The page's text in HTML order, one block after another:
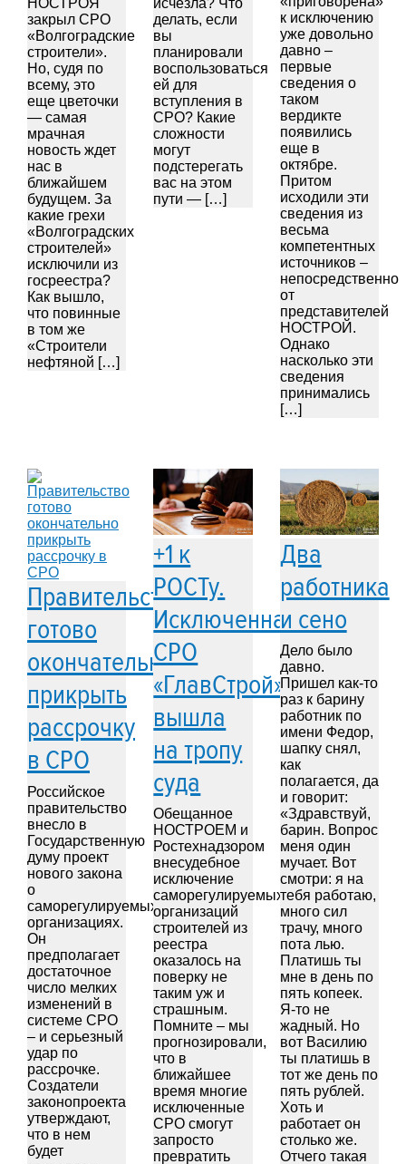
НОСТРОЯ
закрыл СРО
«Волгоградские
строители».
Но, судя по
всему, это
еще цветочки
— самая
мрачная
новость ждет
нас в
ближайшем
будущем. За
какие грехи
«Волгоградских
строителей»
исключили из
госреестра?
Как вышло,
что повинные
в том же
«Строители
нефтяной […]
исчезла? Что
делать, если
вы
планировали
воспользоваться
ей для
вступления в
СРО? Какие
сложности
могут
подстерегать
вас на этом
пути — […]
к исключению
уже довольно
давно –
первые
сведения о
таком
вердикте
появились
еще в
октябре.
Притом
исходили эти
сведения из
весьма
компетентных
источников –
непосредственно
от
представителей
НОСТРОЙ.
Однако
насколько эти
сведения
принимались
[…]
Правительство
готово
окончательно
прикрыть
рассрочку
в СРО
Российское
правительство
внесло в
Государственную
думу проект
нового закона
о
саморегулируемых
организациях.
Он
предполагает
достаточное
число мелких
изменений в
системе СРО
– и серьезный
удар по
рассрочке.
Создатели
законопроекта
утверждают,
что в нем
будет
+1 к
РОСТу.
Исключенная
СРО
«ГлавСтрой»
вышла
на тропу
суда
Обещанное
НОСТРОЕМ и
Ростехнадзором
внесудебное
исключение
саморегулируемых
организаций
строителей из
реестра
оказалось на
поверку не
таким уж и
страшным.
Помните – мы
прогнозировали,
что в
ближайшее
время многие
исключенные
СРО смогут
запросто
превратить
Два
работника
и сено
Дело было
давно.
Пришел как-то
раз к барину
работник по
имени Федор,
шапку снял,
как
полагается, да
и говорит:
«Здравствуй,
барин. Вопрос
меня один
мучает. Вот
смотри: я на
тебя работаю,
много сил
трачу, много
пота лью.
Платишь ты
мне в день по
пять копеек.
Я-то не
жадный. Но
вот Василию
ты платишь в
тот же день по
пять рублей.
Хоть и
работает он
столько же.
Отчего такая